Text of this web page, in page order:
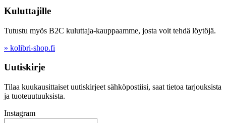
Kuluttajille
Tutustu myös B2C kuluttaja-kauppaamme, josta voit tehdä löytöjä.
» kolibri-shop.fi
Uutiskirje
Tilaa kuukausittaiset uutiskirjeet sähköpostiisi, saat tietoa tarjouksista
ja tuoteuutuuksista.
Instagram